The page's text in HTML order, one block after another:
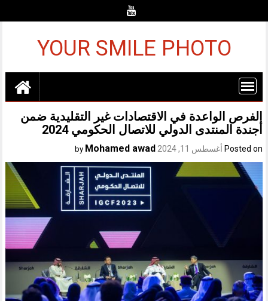
YOUR SMILE PHOTO
الفرص الواعدة في الاقتصادات غير التقليدية ضمن
أجندة المنتدى الدولي للاتصال الحكومي 2024
Posted on أغسطس 11, 2024 Mohamed awad